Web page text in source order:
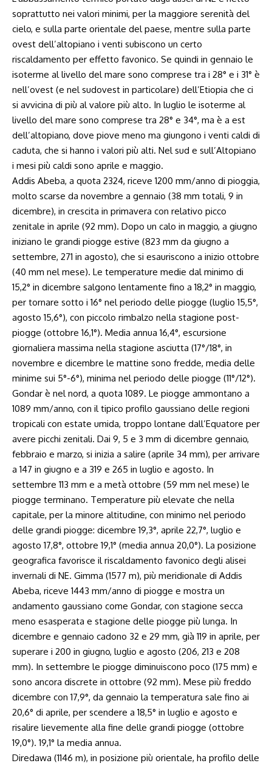
soprattutto nei valori minimi, per la maggiore serenità del
cielo, e sulla parte orientale del paese, mentre sulla parte
ovest dell’altopiano i venti subiscono un certo
riscaldamento per effetto favonico. Se quindi in gennaio le
isoterme al livello del mare sono comprese tra i 28° e i 31° è
nell’ovest (e nel sudovest in particolare) dell’Etiopia che ci
si avvicina di più al valore più alto. In luglio le isoterme al
livello del mare sono comprese tra 28° e 34°, ma è a est
dell’altopiano, dove piove meno ma giungono i venti caldi di
caduta, che si hanno i valori più alti. Nel sud e sull’Altopiano
i mesi più caldi sono aprile e maggio.
Addis Abeba, a quota 2324, riceve 1200 mm/anno di pioggia,
molto scarse da novembre a gennaio (38 mm totali, 9 in
dicembre), in crescita in primavera con relativo picco
zenitale in aprile (92 mm). Dopo un calo in maggio, a giugno
iniziano le grandi piogge estive (823 mm da giugno a
settembre, 271 in agosto), che si esauriscono a inizio ottobre
(40 mm nel mese). Le temperature medie dal minimo di
15,2° in dicembre salgono lentamente fino a 18,2° in maggio,
per tornare sotto i 16° nel periodo delle piogge (luglio 15,5°,
agosto 15,6°), con piccolo rimbalzo nella stagione post-
piogge (ottobre 16,1°). Media annua 16,4°, escursione
giornaliera massima nella stagione asciutta (17°/18°, in
novembre e dicembre le mattine sono fredde, media delle
minime sui 5°-6°), minima nel periodo delle piogge (11°/12°).
Gondar è nel nord, a quota 1089. Le piogge ammontano a
1089 mm/anno, con il tipico profilo gaussiano delle regioni
tropicali con estate umida, troppo lontane dall’Equatore per
avere picchi zenitali. Dai 9, 5 e 3 mm di dicembre gennaio,
febbraio e marzo, si inizia a salire (aprile 34 mm), per arrivare
a 147 in giugno e a 319 e 265 in luglio e agosto. In
settembre 113 mm e a metà ottobre (59 mm nel mese) le
piogge terminano. Temperature più elevate che nella
capitale, per la minore altitudine, con minimo nel periodo
delle grandi piogge: dicembre 19,3°, aprile 22,7°, luglio e
agosto 17,8°, ottobre 19,1° (media annua 20,0°). La posizione
geografica favorisce il riscaldamento favonico degli alisei
invernali di NE. Gimma (1577 m), più meridionale di Addis
Abeba, riceve 1443 mm/anno di piogge e mostra un
andamento gaussiano come Gondar, con stagione secca
meno esasperata e stagione delle piogge più lunga. In
dicembre e gennaio cadono 32 e 29 mm, già 119 in aprile, per
superare i 200 in giugno, luglio e agosto (206, 213 e 208
mm). In settembre le piogge diminuiscono poco (175 mm) e
sono ancora discrete in ottobre (92 mm). Mese più freddo
dicembre con 17,9°, da gennaio la temperatura sale fino ai
20,6° di aprile, per scendere a 18,5° in luglio e agosto e
risalire lievemente alla fine delle grandi piogge (ottobre
19,0°). 19,1° la media annua.
Diredawa (1146 m), in posizione più orientale, ha profilo delle